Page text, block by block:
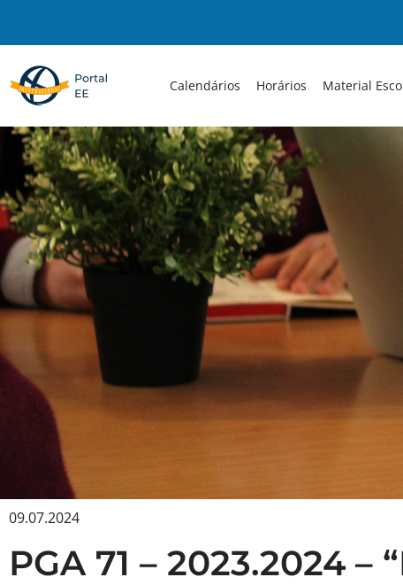
content
Calendários Horários Material
09.07.2024
PGA 71 – 2023.2024